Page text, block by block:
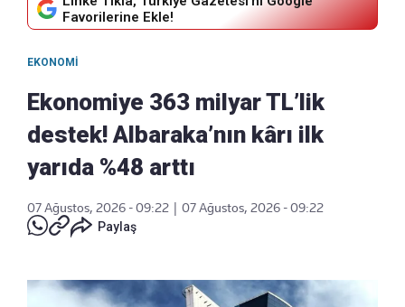
Favorilerine Ekle!
EKONOMI
Ekonomiye 363 milyar TL’lik
destek! Albaraka’nın kârı ilk
yarıda %48 arttı
07 Ağustos, 2026 - 09:22
07 Ağustos, 2026 - 09:22
Paylaş